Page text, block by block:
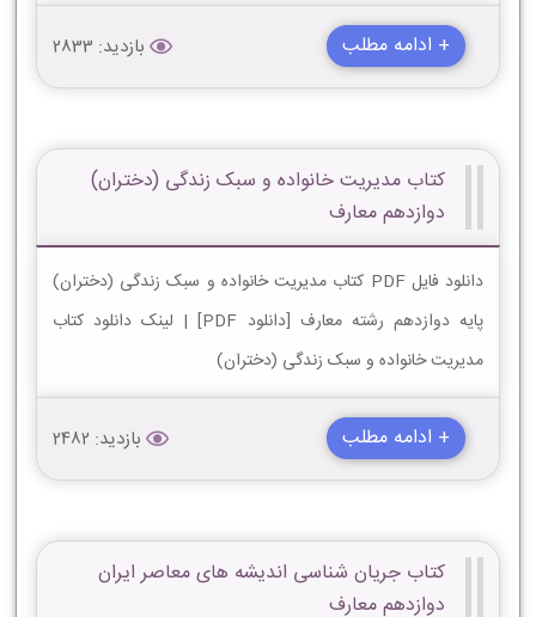
+ ادامه مطلب بازدید: 2833
کتاب مدیریت خانواده و سبک زندگی (دختران)
دوازدهم معارف
دانلود فایل PDF کتاب مدیریت خانواده و سبک زندگی (دختران)
پایه دوازدهم رشته معارف [دانلود PDF] | لینک دانلود کتاب
مدیریت خانواده و سبک زندگی (دختران)
+ ادامه مطلب بازدید: 2482
کتاب جریان شناسی اندیشه های معاصر ایران
دوازدهم معارف